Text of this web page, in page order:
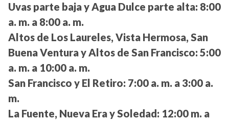
Uvas parte baja y Agua Dulce parte alta: 8:00
a. m. a 8:00 a. m.
Altos de Los Laureles, Vista Hermosa, San
Buena Ventura y Altos de San Francisco: 5:00
a. m. a 10:00 a. m.
San Francisco y El Retiro: 7:00 a. m. a 3:00 a.
m.
La Fuente, Nueva Era y Soledad: 12:00 m. a